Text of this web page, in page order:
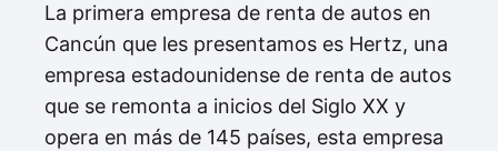
La primera empresa de renta de autos en
Cancún que les presentamos es Hertz, una
empresa estadounidense de renta de autos
que se remonta a inicios del Siglo XX y
opera en más de 145 países, esta empresa